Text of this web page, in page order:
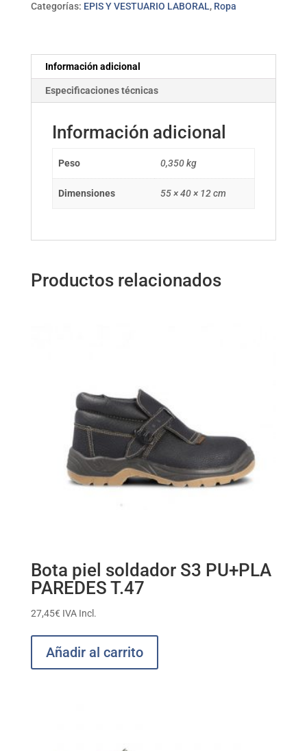
performance
carbon
U-
POWER
cantidad
Categorías: EPIS Y VESTUARIO LABORAL, Ropa
Información adicional
Especificaciones técnicas
Información adicional
Peso 0,350 kg
Dimensiones 55 × 40 × 12 cm
Productos relacionados
Bota piel soldador S3 PU+PLA
PAREDES T.47
27,45€ IVA Incl.
Añadir al carrito